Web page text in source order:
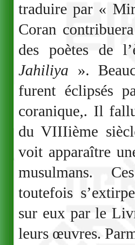
traduire par «
Coran
des poètes de
Jahiliya ».
furent éclipsés
coranique,. Il
du VIIIième
voit apparaître
musulmans.
toutefois
sur eux par le
leurs œuvres.